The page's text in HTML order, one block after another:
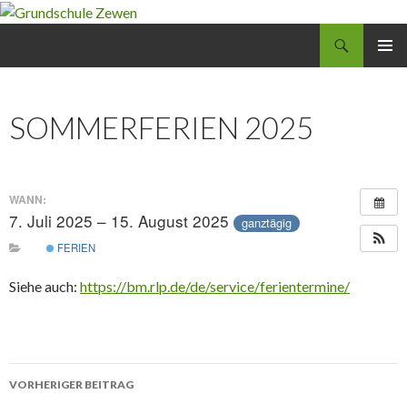
SOMMERFERIEN 2025
WANN:
7. Juli 2025 – 15. August 2025 ganztägig
FERIEN
Siehe auch: https://bm.rlp.de/de/service/ferientermine/
Beitrags-
VORHERIGER BEITRAG